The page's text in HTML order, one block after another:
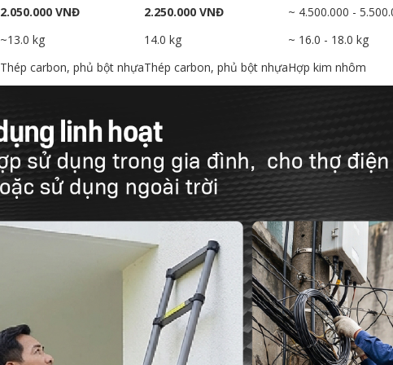
2.050.000 VNĐ 2.250.000 VNĐ
~ 4.500.000 -
~13.0 kg 14.0 kg
~ 16.0 - 18.0 kg
Thép carbon, phủ bột nhựaThép carbon, phủ bột nhựaHợp kim nhôm